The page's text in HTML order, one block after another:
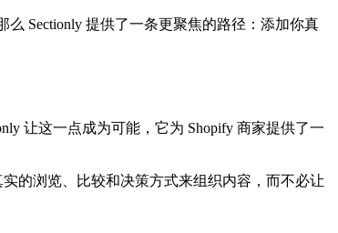
Sectionly 提供了一条更聚焦的路径：添加你真
让这一点成为可能，它为 Shopify 商家提供了一
的浏览、比较和决策方式来组织内容，而不必让